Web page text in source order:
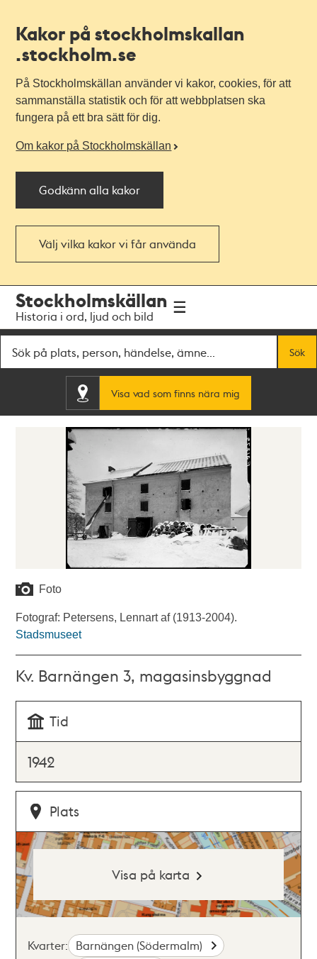
Kakor på stockholmskallan
.stockholm.se
På Stockholmskällan använder vi kakor, cookies, för att
sammanställa statistik och för att webbplatsen ska
fungera på ett bra sätt för dig.
Om kakor på Stockholmskällan
Godkänn alla kakor
Välj vilka kakor vi får använda
navigationen
huvudinnehållet
Stockholmskällan
Historia i ord, ljud och bild
Sök
Visa vad som finns nära mig
Foto
Fotograf: Petersens, Lennart af (1913-2004).
Stadsmuseet
Kv. Barnängen 3, magasinsbyggnad
Tid
1942
Plats
Visa på karta
Kvarter: Barnängen (Södermalm)